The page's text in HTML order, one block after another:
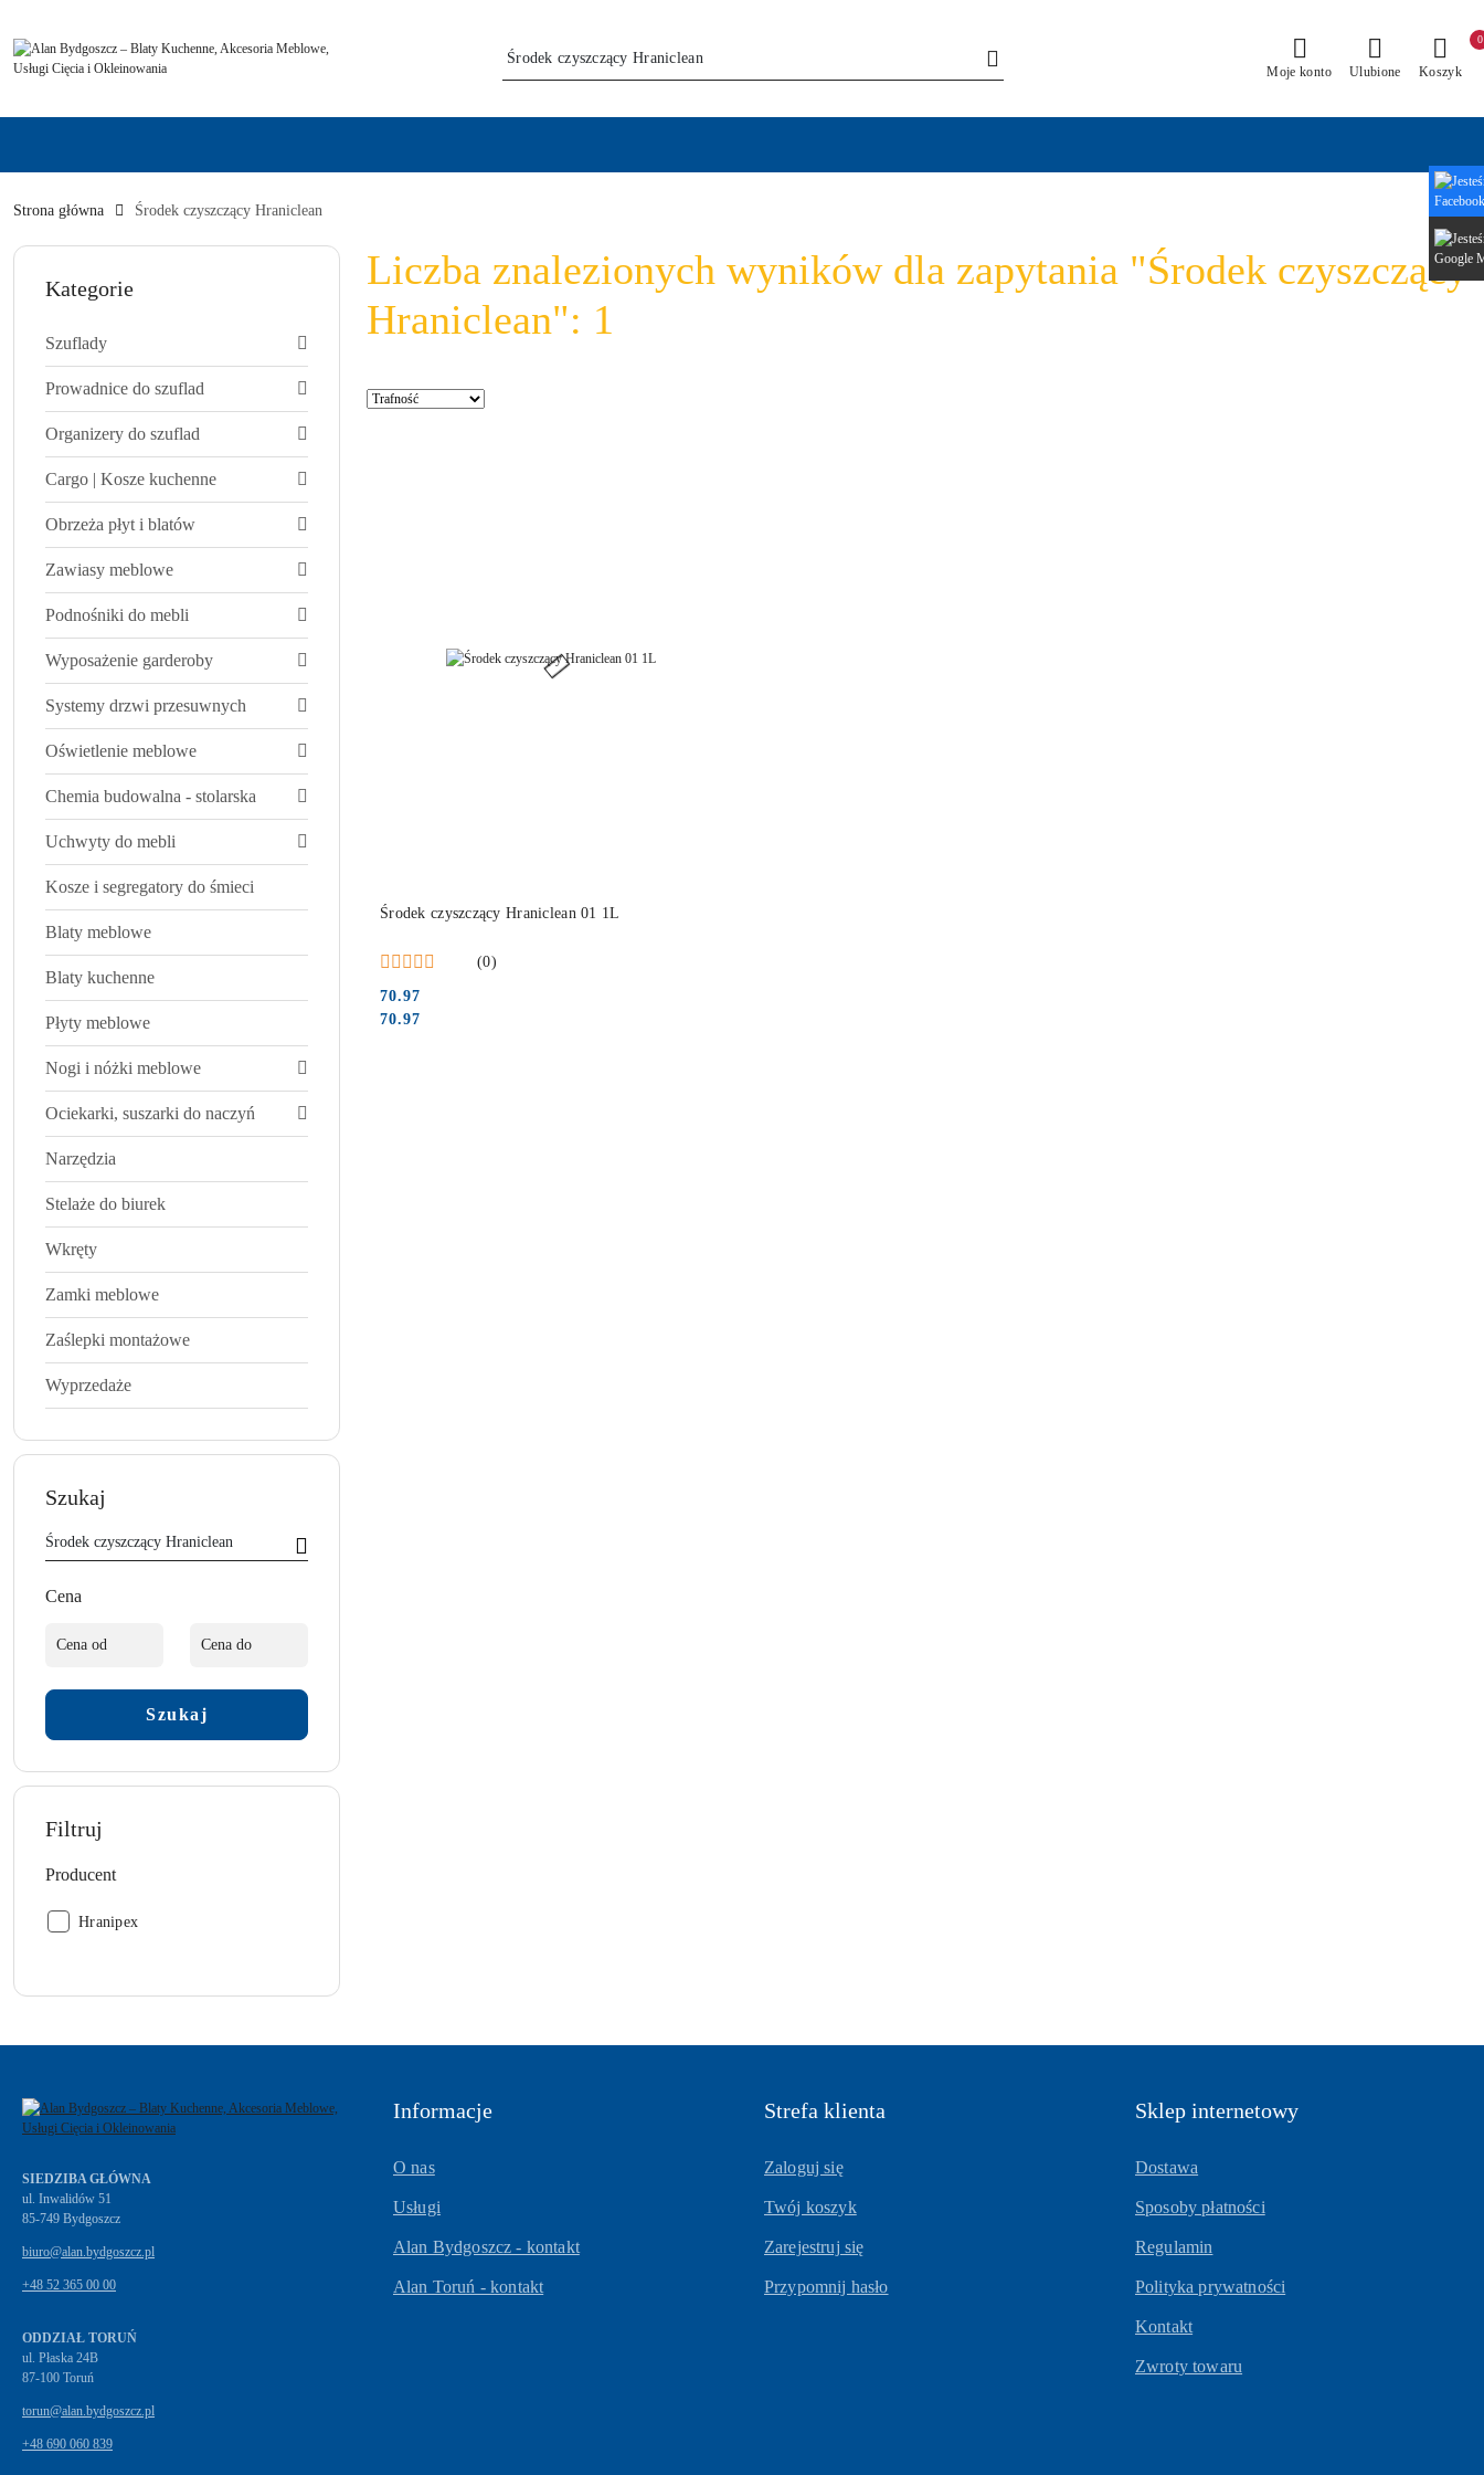
Moje konto Ulubione Koszyk
0
Strona główna Środek czyszczący Hraniclean
Kategorie
Szuflady
Prowadnice do szuflad
Organizery do szuflad
Cargo | Kosze kuchenne
Obrzeża płyt i blatów
Zawiasy meblowe
Podnośniki do mebli
Wyposażenie garderoby
Systemy drzwi przesuwnych
Oświetlenie meblowe
Chemia budowalna - stolarska
Uchwyty do mebli
Kosze i segregatory do śmieci
Blaty meblowe
Blaty kuchenne
Płyty meblowe
Nogi i nóżki meblowe
Ociekarki, suszarki do naczyń
Narzędzia
Stelaże do biurek
Wkręty
Zamki meblowe
Zaślepki montażowe
Wyprzedaże
Szukaj
Cena
Szukaj
Filtruj
Producent
Producent:
Hranipex
Liczba znalezionych wyników dla zapytania "Środek czyszczący
Hraniclean": 1
Zastosowano
Sortuj
Środek czyszczący Hraniclean 01 1L
(0)
Cena:
70.97
Cena:
70.97
DO KOSZYKA
SIEDZIBA GŁÓWNA
ul. Inwalidów 51
biuro@alan.bydgoszcz.pl
+48 52 365 00 00
ODDZIAŁ TORUŃ
ul. Płaska 24B
87-100 Toruń
torun@alan.bydgoszcz.pl
+48 690 060 839
Informacje
O nas
Usługi
Alan Bydgoszcz - kontakt
Alan Toruń - kontakt
Strefa klienta
Zaloguj się
Twój koszyk
Zarejestruj się
Przypomnij hasło
Sklep internetowy
Dostawa
Sposoby płatności
Regulamin
Polityka prywatności
Kontakt
Zwroty towaru